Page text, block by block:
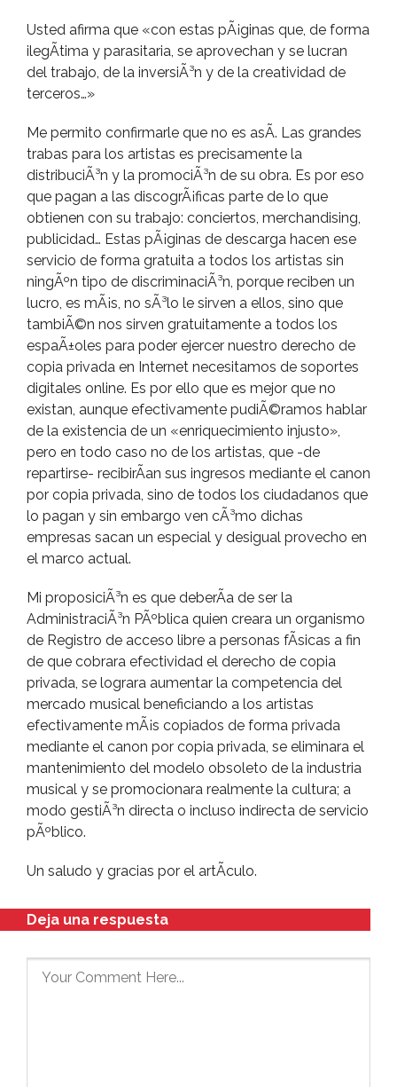
Usted afirma que «con estas pÃ¡ginas que, de forma
ilegÃ­tima y parasitaria, se aprovechan y se lucran
del trabajo, de la inversiÃ³n y de la creatividad de
terceros…»
Me permito confirmarle que no es asÃ­. Las grandes
trabas para los artistas es precisamente la
distribuciÃ³n y la promociÃ³n de su obra. Es por eso
que pagan a las discogrÃ¡ficas parte de lo que
obtienen con su trabajo: conciertos, merchandising,
publicidad… Estas pÃ¡ginas de descarga hacen ese
servicio de forma gratuita a todos los artistas sin
ningÃºn tipo de discriminaciÃ³n, porque reciben un
lucro, es mÃ¡s, no sÃ³lo le sirven a ellos, sino que
tambiÃ©n nos sirven gratuitamente a todos los
espaÃ±oles para poder ejercer nuestro derecho de
copia privada en Internet necesitamos de soportes
digitales online. Es por ello que es mejor que no
existan, aunque efectivamente pudiÃ©ramos hablar
de la existencia de un «enriquecimiento injusto»,
pero en todo caso no de los artistas, que -de
repartirse- recibirÃ­an sus ingresos mediante el canon
por copia privada, sino de todos los ciudadanos que
lo pagan y sin embargo ven cÃ³mo dichas
empresas sacan un especial y desigual provecho en
el marco actual.
Mi proposiciÃ³n es que deberÃ­a de ser la
AdministraciÃ³n PÃºblica quien creara un organismo
de Registro de acceso libre a personas fÃ­sicas a fin
de que cobrara efectividad el derecho de copia
privada, se lograra aumentar la competencia del
mercado musical beneficiando a los artistas
efectivamente mÃ¡s copiados de forma privada
mediante el canon por copia privada, se eliminara el
mantenimiento del modelo obsoleto de la industria
musical y se promocionara realmente la cultura; a
modo gestiÃ³n directa o incluso indirecta de servicio
pÃºblico.
Un saludo y gracias por el artÃ­culo.
Deja una respuesta